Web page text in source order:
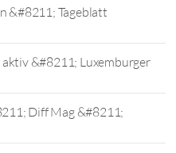
&#8211; Tageblatt
&#8211; Luxemburger
Diff Mag &#8211;